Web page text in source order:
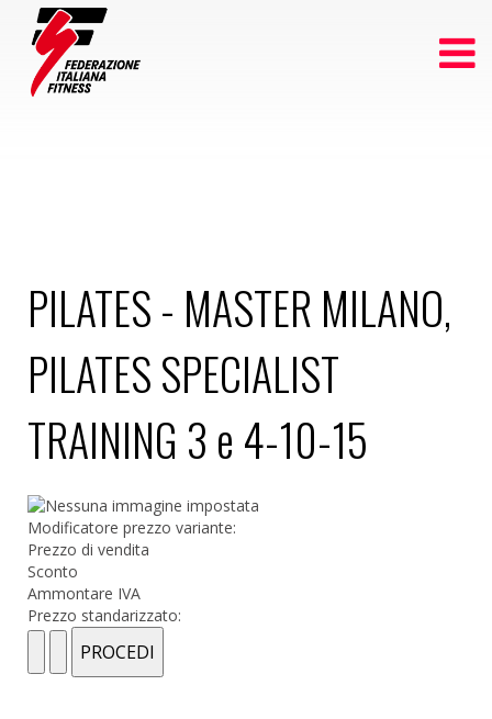
PILATES - MASTER MILANO,
PILATES SPECIALIST
TRAINING 3 e 4-10-15
Modificatore prezzo variante:
Prezzo di vendita
Sconto
Ammontare IVA
Prezzo standarizzato: